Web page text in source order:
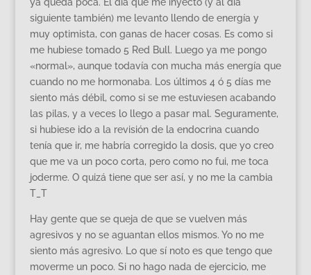
siguiente también) me levanto llendo de energía y
muy optimista, con ganas de hacer cosas. Es como si
me hubiese tomado 5 Red Bull. Luego ya me pongo
«normal», aunque todavía con mucha más energía que
cuando no me hormonaba. Los últimos 4 ó 5 días me
siento más débil, como si se me estuviesen acabando
las pilas, y a veces lo llego a pasar mal. Seguramente,
si hubiese ido a la revisión de la endocrina cuando
tenía que ir, me habría corregido la dosis, que yo creo
que me va un poco corta, pero como no fui, me toca
joderme. O quizá tiene que ser así, y no me la cambia
T_T
Hay gente que se queja de que se vuelven más
agresivos y no se aguantan ellos mismos. Yo no me
siento más agresivo. Lo que sí noto es que tengo que
moverme un poco. Si no hago nada de ejercicio, me